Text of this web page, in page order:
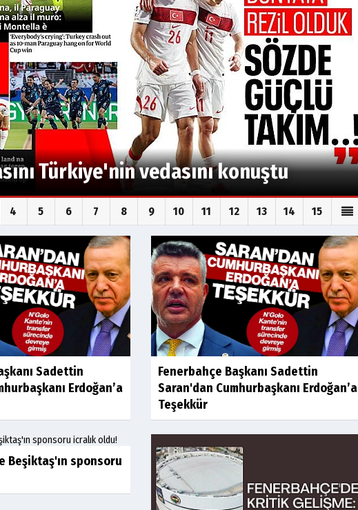
kabus gibi başlangıç: Avustralya
mağlup olduk
4 5 6 7 8 9 10 11 12 13 14 15
Sadettin
Erdoğan’a
Fenerbahçe Başkanı Sadettin
Saran'dan Cumhurbaşkanı Erdoğan’a
Teşekkür
Beşiktaş'ın sponsoru